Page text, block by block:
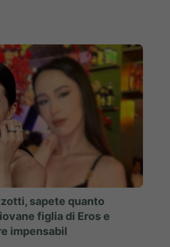
sapete quanto
figlia di Eros e
impensabil